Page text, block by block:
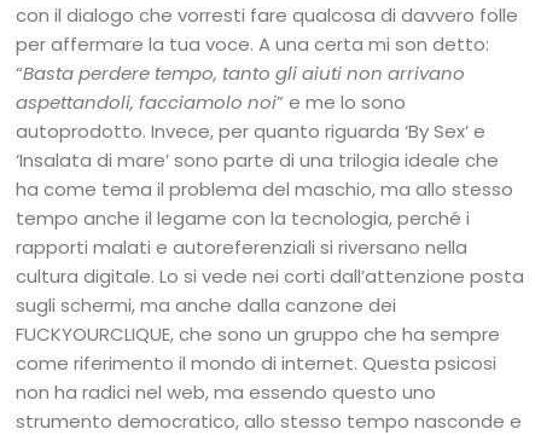
con il dialogo che vorresti fare qualcosa di davvero folle
per affermare la tua voce. A una certa mi son detto:
“Basta perdere tempo, tanto gli aiuti non arrivano
aspettandoli, facciamolo noi” e me lo sono
autoprodotto. Invece, per quanto riguarda ‘By Sex’ e
‘Insalata di mare’ sono parte di una trilogia ideale che
ha come tema il problema del maschio, ma allo stesso
tempo anche il legame con la tecnologia, perché i
rapporti malati e autoreferenziali si riversano nella
cultura digitale. Lo si vede nei corti dall’attenzione posta
sugli schermi, ma anche dalla canzone dei
FUCKYOURCLIQUE, che sono un gruppo che ha sempre
come riferimento il mondo di internet. Questa psicosi
non ha radici nel web, ma essendo questo uno
strumento democratico, allo stesso tempo nasconde e